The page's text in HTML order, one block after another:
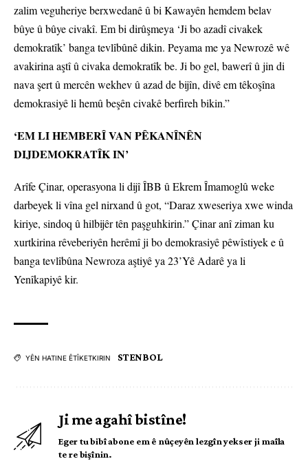
zalim veguheriye berxwedanê û bi Kawayên hemdem belav
bûye û bûye civakî. Em bi dirûşmeya ‘Ji bo azadî civakek
demokratîk’ banga tevlîbûnê dikin. Peyama me ya Newrozê wê
avakirina aştî û civaka demokratîk be. Ji bo gel, bawerî û jin di
nava şert û mercên wekhev û azad de bijîn, divê em têkoşîna
demokrasiyê li hemû beşên civakê berfireh bikin.”
‘EM LI HEMBERÎ VAN PÊKANÎNÊN
DIJDEMOKRATÎK IN’
Arîfe Çinar, operasyona li dijî ÎBB û Ekrem Îmamoglû weke
darbeyek li vîna gel nirxand û got, “Daraz xweseriya xwe winda
kiriye, sindoq û hilbijêr tên paşguhkirin.” Çinar anî ziman ku
xurtkirina rêveberiyên herêmî ji bo demokrasiyê pêwîstiyek e û
banga tevlîbûna Newroza aştiyê ya 23’Yê Adarê ya li
Yenîkapiyê kir.
YÊN HATINE ÊTÎKETKIRIN STENBOL
Ji me agahî bistîne!
Eger tu bibî abone em ê nûçeyên lezgîn yekser ji maîla
te re bişînin.